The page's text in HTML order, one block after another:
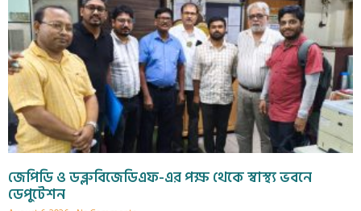
জেপিডি ও ডব্লুবিজেডিএফ-এর পক্ষ থেকে স্বাস্থ্য ভবনে
ডেপুটেশন